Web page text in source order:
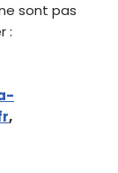
sont pas
:
,